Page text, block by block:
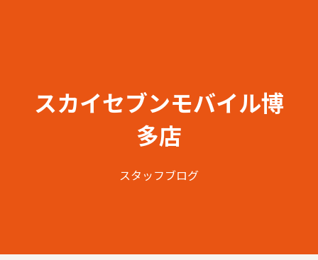
スカイセブンモバイル博
多店
スタッフブログ